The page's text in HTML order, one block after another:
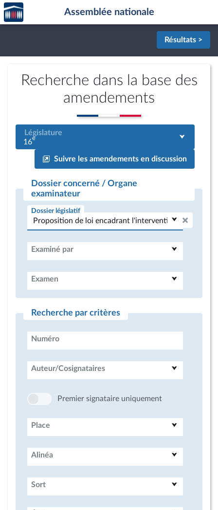
Aller au contenu
Aller en bas de la page
Accèder
à la
page
Assemblée nationale
Résultats >
Recherche dans la base des
amendements
Législature
16e
Suivre les amendements en discussion
Dossier concerné / Organe
examinateur
Dossier législatif
Examiné par
Examen
Recherche par critères
Numéro
Auteur/Cosignataires
Premier signataire uniquement
Place
Alinéa
Sort